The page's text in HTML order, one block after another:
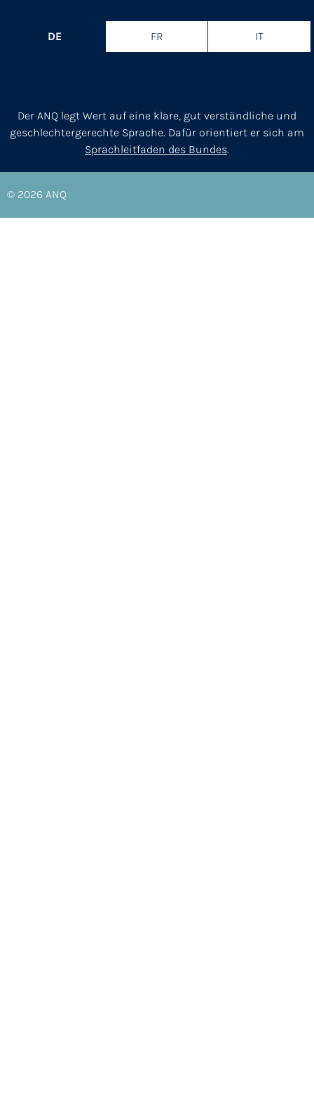
DE FR IT
Der ANQ legt Wert auf eine klare, gut verständliche und
geschlechtergerechte Sprache. Dafür orientiert er sich am
Sprachleitfaden des Bundes.
© 2026 ANQ